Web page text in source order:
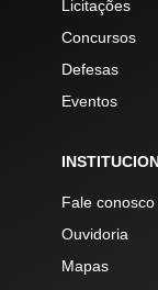
Licitações
Concursos
Defesas
Eventos
Fale conosco
Ouvidoria
Mapas